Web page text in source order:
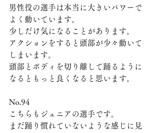
男性役の選手は本当に大きいパワーで
よく動いています。
少しだけ気になることがあります。
アクションをすると頭部が少々動いて
しまいます。
頭部とボディを切り離して踊るように
なるともっと良くなると思います。
No.94
こちらもジュニアの選手です。
まだ踊り慣れていないような感じに見